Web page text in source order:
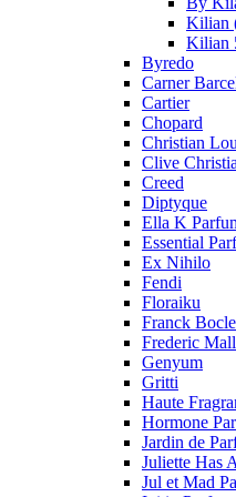
Kilian
Kilian
Byredo
Carner
Cartier
Chopard
Christian
Clive
Creed
Diptyque
Ella K
Essential
Ex Nihilo
Fendi
Floraiku
Franck
Frederic
Genyum
Gritti
Haute
Hormone
Jardin de
Juliette Has
Jul et Mad